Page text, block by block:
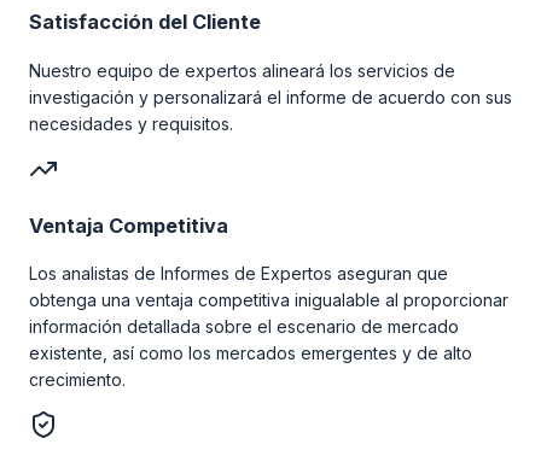
Satisfacción del Cliente
Nuestro equipo de expertos alineará los servicios de
investigación y personalizará el informe de acuerdo con sus
necesidades y requisitos.
Ventaja Competitiva
Los analistas de Informes de Expertos aseguran que
obtenga una ventaja competitiva inigualable al proporcionar
información detallada sobre el escenario de mercado
existente, así como los mercados emergentes y de alto
crecimiento.